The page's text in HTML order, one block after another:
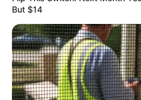
But $14